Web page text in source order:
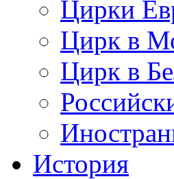
Цирки
Цирк в
Цирк в
История